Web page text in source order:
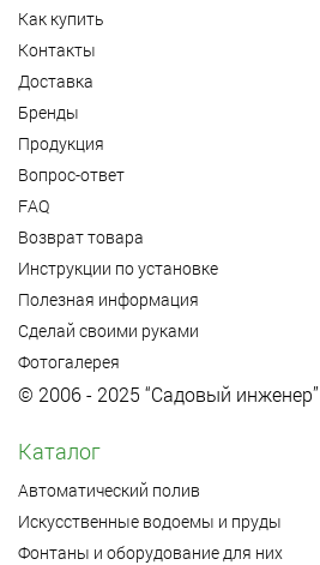
Как купить
Контакты
Доставка
Бренды
Продукция
Вопрос-ответ
FAQ
Возврат товара
Инструкции по установке
Полезная информация
Сделай своими руками
Фотогалерея
© 2006 - 2025 “Садовый инженер”
Каталог
Автоматический полив
Искусственные водоемы и пруды
Фонтаны и оборудование для них